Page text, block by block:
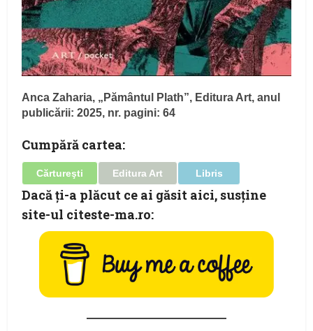
Anca Zaharia, „Pământul Plath”, Editura Art, anul
publicării: 2025, nr. pagini: 64
Cumpără cartea:
Cărtureşti Editura Art Libris
Dacă ţi-a plăcut ce ai găsit aici, susţine
site-ul citeste-ma.ro: